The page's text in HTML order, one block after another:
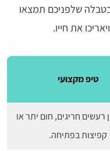
שלפניכם תמצאו
את חייו.
טיפ מקצועי
רעשים חריגים, חום יתר או
קפיצות בפתיחה.